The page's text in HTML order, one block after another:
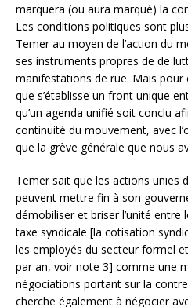
marquera (ou aura marqué) la
Les conditions politiques sont
Temer au moyen de l’action du
ses instruments propres de de
manifestations de rue. Mais pour
que s’établisse un front unique
qu’un agenda unifié soit conclu
continuité du mouvement, avec
que la grève générale que nous
Temer sait que les actions unies
peuvent mettre fin à son
démobiliser et briser l’unité entre
taxe syndicale [la cotisation
les employés du secteur formel
par an, voir note 3] comme une
négociations portant sur la
cherche également à négocier